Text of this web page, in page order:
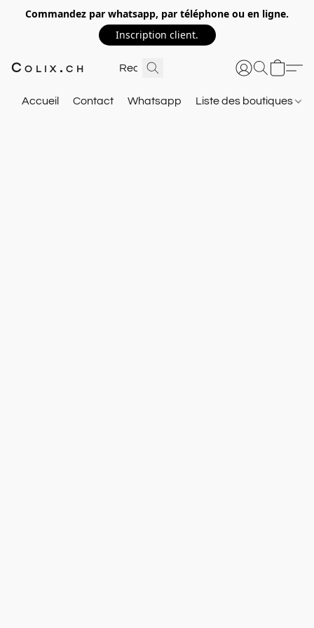
Commandez par whatsapp, par téléphone ou en ligne.
Inscription client.
Colix.ch
Accueil Contact Whatsapp Liste des boutiques